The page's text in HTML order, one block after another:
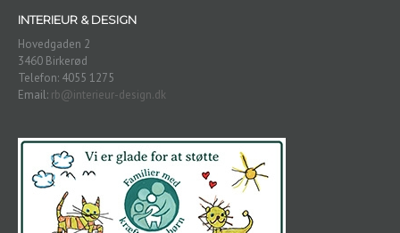
INTERIEUR & DESIGN
Hovedgaden 2
3460 Birkerød
Telefon: 4055 1275
Email: rb@interieur-design.dk